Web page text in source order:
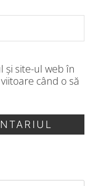
și site-ul web în
când o să